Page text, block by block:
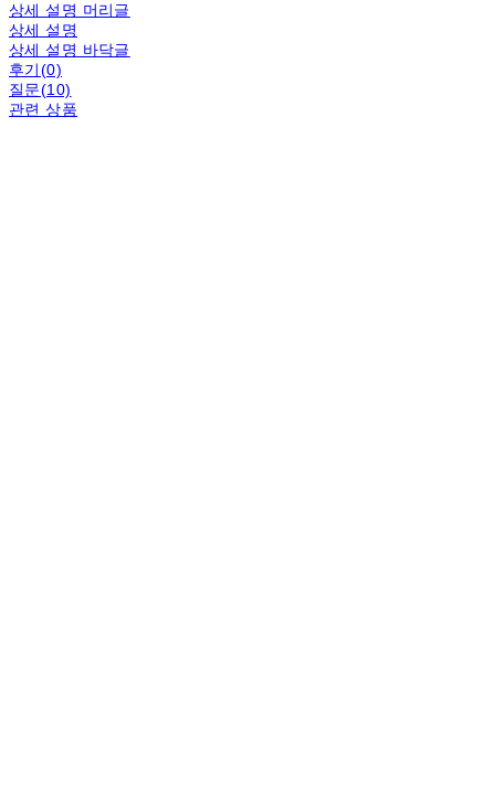
상세 설명 머리글
상세 설명
상세 설명 바닥글
후기(0)
질문(10)
관련 상품